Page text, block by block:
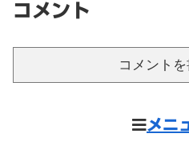
コメント
コメント
メニ